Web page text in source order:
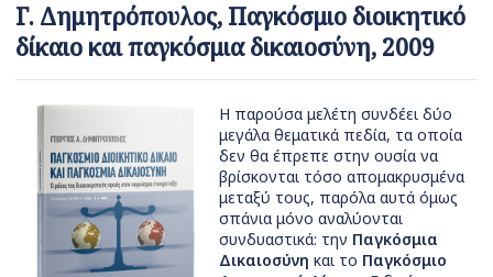
Γ. Δημητρόπουλος, Παγκόσμιο διοικητικό
δίκαιο και παγκόσμια δικαιοσύνη, 2009
Η παρούσα μελέτη συνδέει δύο
μεγάλα θεματικά πεδία, τα οποία
δεν θα έπρεπε στην ουσία να
βρίσκονται τόσο απομακρυσμένα
μεταξύ τους, παρόλα αυτά όμως
σπάνια μόνο αναλύονται
συνδυαστικά: την Παγκόσμια
Δικαιοσύνη και το Παγκόσμιο